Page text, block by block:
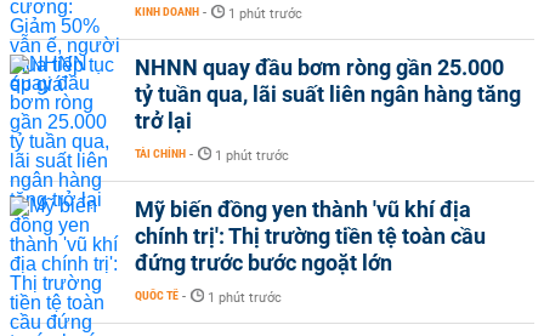
KINH DOANH - 1 phút trước
NHNN quay đầu bơm ròng gần 25.000
tỷ tuần qua, lãi suất liên ngân hàng tăng
trở lại
TÀI CHÍNH - 1 phút trước
Mỹ biến đồng yen thành 'vũ khí địa
chính trị': Thị trường tiền tệ toàn cầu
đứng trước bước ngoặt lớn
QUỐC TẾ - 1 phút trước